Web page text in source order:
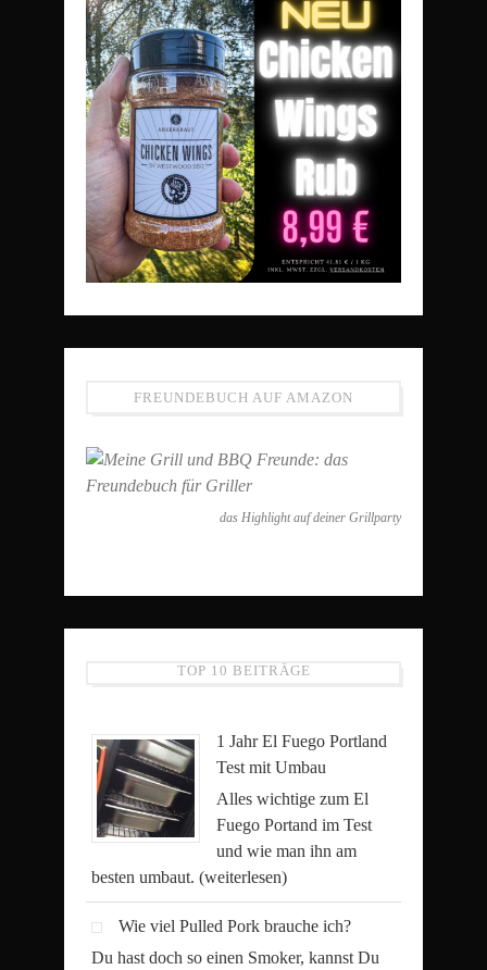
FREUNDEBUCH AUF AMAZON
das Highlight auf deiner Grillparty
TOP 10 BEITRÄGE
1 Jahr El Fuego Portland
Test mit Umbau
Alles wichtige zum El
Fuego Portand im Test
und wie man ihn am
besten umbaut. (weiterlesen)
Wie viel Pulled Pork brauche ich?
Du hast doch so einen Smoker, kannst Du